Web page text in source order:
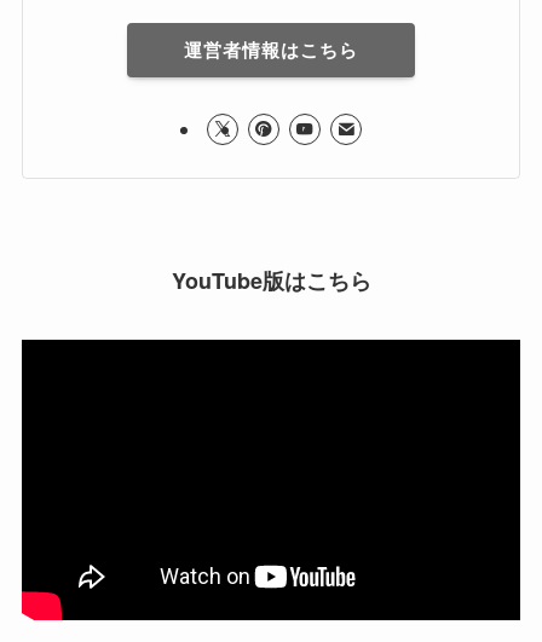
運営者情報はこちら
YouTube版はこちら